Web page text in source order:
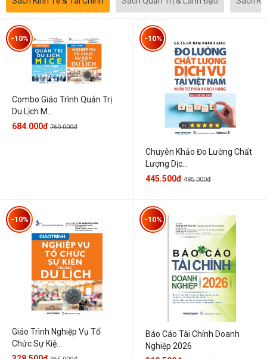
Combo Giáo Trình Quản Trị
Du Lịch M...
-10%
684.000đ 760.000đ
Chuyên Khảo Đo Lường Chất
Lượng Dịc...
-10%
445.500đ 495.000đ
Giáo Trình Nghiệp Vụ Tổ
Chức Sự Kiệ...
-10%
Báo Cáo Tài Chính Doanh
Nghiệp 2026
-10%